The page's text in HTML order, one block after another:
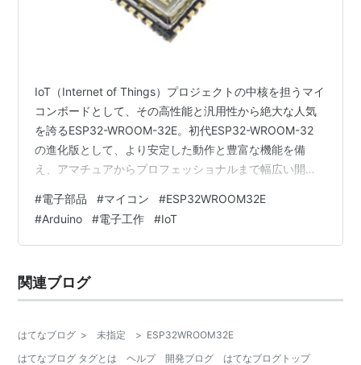
IoT（Internet of Things）プロジェクトの中核を担うマイ
コンボードとして、その高性能と汎用性から絶大な人気
を誇るESP32-WROOM-32E。初代ESP32-WROOM-32
の進化版として、より安定した動作と豊富な機能を備
え、アマチュアからプロフェッショナルまで幅広い開発
32Eの詳細なスペック、際立つ特徴、主要な開発環境、多
岐にわたる活用事例、そして開発を始めるためのステッ
プまでを徹底的に解説します。この記事を読めば、
ジェクトを加速させるための知識とイ…
#電子部品 #マイコン #ESP32WROOM32E
#Arduino #電子工作 #IoT
関連ブログ
はてなブログ > 未指定 > ESP32WROOM32E
はてなブログ タグとは
ヘルプ 開発ブログ はてなブログトップ